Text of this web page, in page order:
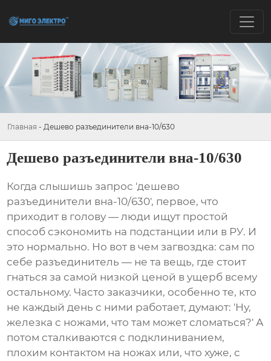
Главная - Дешево разъединители вна-10/630
Дешево разъединители вна-10/630
Когда слышишь запрос 'дешево
разъединители вна-10/630', первое, что
приходит в голову — люди ищут простой
способ сэкономить на подстанции или в РУ. И
это нормально. Но вот в чем загвоздка: сам по
себе разъединитель — не та вещь, где стоит
гнаться за самой низкой ценой в ущерб всему
остальному. Часто заказчики, особенно те, кто
не каждый день с ними работает, думают: 'Ну,
железка с ножами, что там может сломаться?' А
потом сталкиваются с подклиниванием,
плохим контактом на ножах или, что хуже, с